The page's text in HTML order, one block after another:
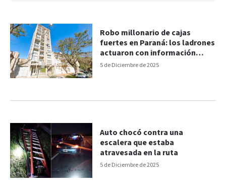
5 de Diciembre de 2025
Robo millonario de cajas
fuertes en Paraná: los ladrones
actuaron con información
precisa
5 de Diciembre de 2025
Auto chocó contra una
escalera que estaba
atravesada en la ruta